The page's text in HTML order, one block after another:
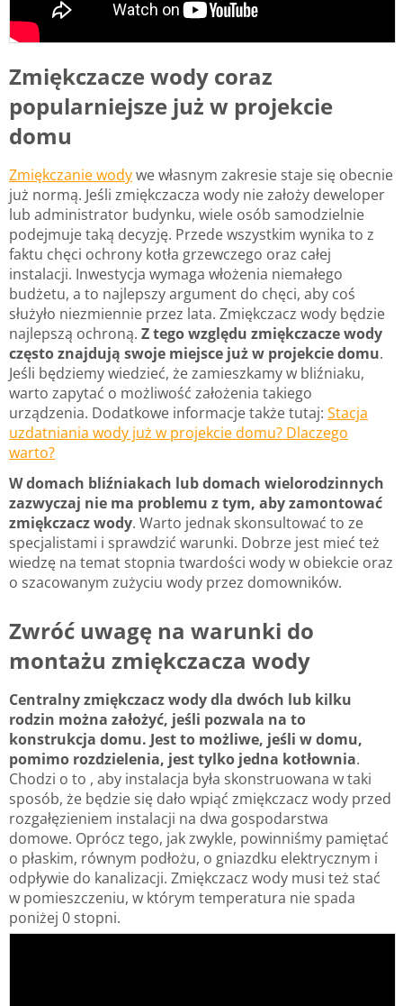
Zmiękczacze wody coraz
popularniejsze już w projekcie
domu
Zmiękczanie wodywe własnym zakresie staje się obecnie
już normą. Jeśli zmiękczacza wody nie założy deweloper
lub administrator budynku, wiele osób samodzielnie
podejmuje taką decyzję. Przede wszystkim wynika to z
faktu chęci ochrony kotła grzewczego oraz całej
instalacji. Inwestycja wymaga włożenia niemałego
budżetu, a to najlepszy argument do chęci, aby coś
służyło niezmiennie przez lata. Zmiękczacz wody będzie
najlepszą ochroną. Z tego względu zmiękczacze wody
często znajdują swoje miejsce już w projekcie domu.
Jeśli będziemy wiedzieć, że zamieszkamy w bliźniaku,
warto zapytać o możliwość założenia takiego
urządzenia. Dodatkowe informacje także tutaj: Stacja
uzdatniania wody już w projekcie domu? Dlaczego
warto?
W domach bliźniakach lub domach wielorodzinnych
zazwyczaj nie ma problemu z tym, aby zamontować
zmiękczacz wody. Warto jednak skonsultować to ze
specjalistami i sprawdzić warunki. Dobrze jest mieć też
wiedzę na temat stopnia twardości wody w obiekcie oraz
o szacowanym zużyciu wody przez domowników.
Zwróć uwagę na warunki do
montażu zmiękczacza wody
Centralny zmiękczacz wody dla dwóch lub kilku
rodzin można założyć, jeśli pozwala na to
konstrukcja domu. Jest to możliwe, jeśli w domu,
pomimo rozdzielenia, jest tylko jedna kotłownia.
Chodzi o to , aby instalacja była skonstruowana w taki
sposób, że będzie się dało wpiąć zmiękczacz wody przed
rozgałęzieniem instalacji na dwa gospodarstwa
domowe. Oprócz tego, jak zwykle, powinniśmy pamiętać
o płaskim, równym podłożu, o gniazdku elektrycznym i
odpływie do kanalizacji. Zmiękczacz wody musi też stać
w pomieszczeniu, w którym temperatura nie spada
poniżej 0 stopni.